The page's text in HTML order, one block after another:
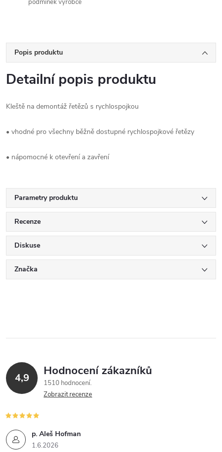
podmínek výrobce
Popis produktu
Detailní popis produktu
Kleště na demontáž řetězů s rychlospojkou
• vhodné pro všechny běžně dostupné rychlospojkové řetězy
• nápomocné k otevření a zavření
Parametry produktu
Recenze
Diskuse
Značka
4,9 Hodnocení zákazníků
1510 hodnocení
Zobrazit recenze
p. Aleš Hofman
1.6.2026